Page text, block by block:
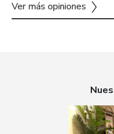
Ver más opiniones